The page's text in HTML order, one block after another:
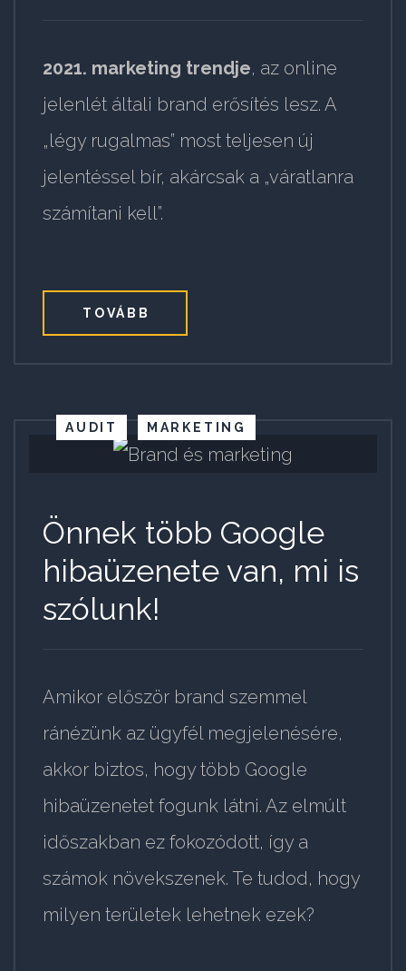
2021. marketing trendje, az online
jelenlét általi brand erősítés lesz. A
„légy rugalmas” most teljesen új
jelentéssel bír, akárcsak a „váratlanra
számítani kell”.
TOVÁBB
AUDIT MARKETING
Önnek több Google
hibaüzenete van, mi is
szólunk!
Amikor először brand szemmel
ránézünk az ügyfél megjelenésére,
akkor biztos, hogy több Google
hibaüzenetet fogunk látni. Az elmúlt
időszakban ez fokozódott, így a
számok növekszenek. Te tudod, hogy
milyen területek lehetnek ezek?